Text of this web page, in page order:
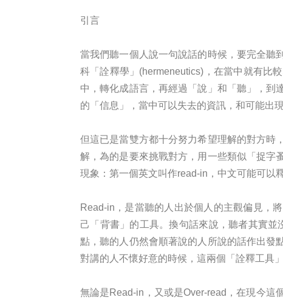
引言
當我們聽一個人說一句說話的時候，要完全聽
科「詮釋學」(hermeneutics)，在當中就有比
中，轉化成語言，再經過「說」和「聽」，到
的「信息」，當中可以失去的資訊，和可能出
但這已是當雙方都十分努力希望理解的對方時
解，為的是要來挑戰對方，用一些類似「捉字
現象：第一個英文叫作read-in，中文可能可以
Read-in，是當聽的人出於個人的主觀偏見，
己「背書」的工具。換句話來說，聽者其實
點，聽的人仍然會順著說的人所說的話作出發
對講的人不懷好意的時候，這兩個「詮釋工具
無論是Read-in，又或是Over-read，在現今這